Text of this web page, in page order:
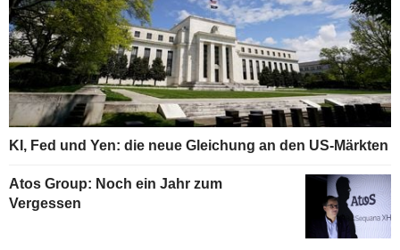
KI, Fed und Yen: die neue Gleichung an den US-Märkten
Atos Group: Noch ein Jahr zum
Vergessen